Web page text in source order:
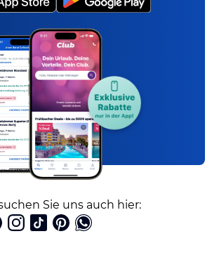
Sie uns auch hier: